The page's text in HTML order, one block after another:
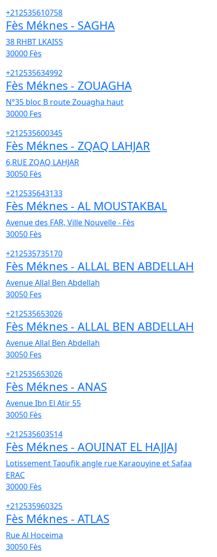
+212535610758
Fès Méknes - SAGHA
38 RHBT LKAISS
30000 Fès
+212535634992
Fès Méknes - ZOUAGHA
N°35 bloc B route Zouagha haut
30000 Fes
+212535600345
Fès Méknes - ZQAQ LAHJAR
6,RUE ZQAQ LAHJAR
30050 Fès
+212535643133
Fès Méknes - AL MOUSTAKBAL
Avenue des FAR, Ville Nouvelle - Fès
30050 Fès
+212535735170
Fès Méknes - ALLAL BEN ABDELLAH
Avenue Allal Ben Abdellah
30050 Fes
+212535653026
Fès Méknes - ALLAL BEN ABDELLAH
Avenue Allal Ben Abdellah
30050 Fes
+212535653026
Fès Méknes - ANAS
Avenue Ibn El Atir 55
30050 Fès
+212535603514
Fès Méknes - AOUINAT EL HAJJAJ
Lotissement Taoufik angle rue Karaouyine et Safaa
ERAC
30000 Fès
+212535960325
Fès Méknes - ATLAS
Rue Al Hoceima
30050 Fès